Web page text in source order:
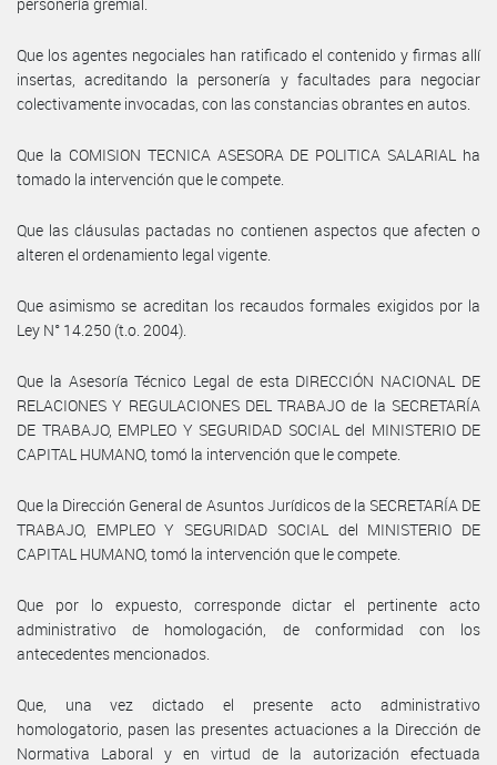
Que los agentes negociales han ratificado el contenido y firmas allí
insertas, acreditando la personería y facultades para negociar
colectivamente invocadas, con las constancias obrantes en autos.
Que la COMISION TECNICA ASESORA DE POLITICA SALARIAL ha
tomado la intervención que le compete.
Que las cláusulas pactadas no contienen aspectos que afecten o
alteren el ordenamiento legal vigente.
Que asimismo se acreditan los recaudos formales exigidos por la
Ley N° 14.250 (t.o. 2004).
Que la Asesoría Técnico Legal de esta DIRECCIÓN NACIONAL DE
RELACIONES Y REGULACIONES DEL TRABAJO de la SECRETARÍA
DE TRABAJO, EMPLEO Y SEGURIDAD SOCIAL del MINISTERIO DE
CAPITAL HUMANO, tomó la intervención que le compete.
Que la Dirección General de Asuntos Jurídicos de la SECRETARÍA DE
TRABAJO, EMPLEO Y SEGURIDAD SOCIAL del MINISTERIO DE
CAPITAL HUMANO, tomó la intervención que le compete.
Que por lo expuesto, corresponde dictar el pertinente acto
administrativo de homologación, de conformidad con los
antecedentes mencionados.
Que, una vez dictado el presente acto administrativo
homologatorio, pasen las presentes actuaciones a la Dirección de
Normativa Laboral y en virtud de la autorización efectuada